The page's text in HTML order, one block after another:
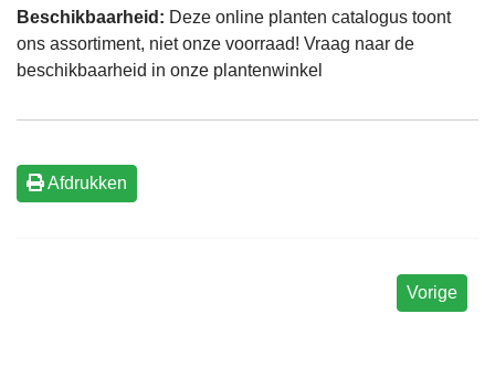
Beschikbaarheid: Deze online planten catalogus toont
ons assortiment, niet onze voorraad! Vraag naar de
beschikbaarheid in onze plantenwinkel
Afdrukken
Vorige